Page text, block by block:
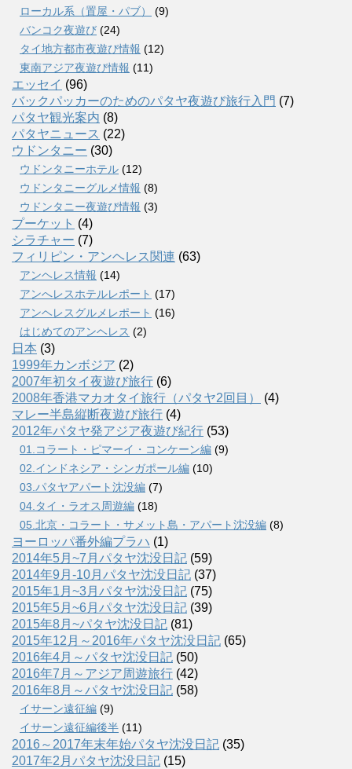
ローカル系（置屋・パブ）
(9)
バンコク夜遊び (24)
タイ地方都市夜遊び情報 (12)
東南アジア夜遊び情報 (11)
エッセイ (96)
バックパッカーのためのパタヤ夜遊び旅行入門 (7)
パタヤ観光案内 (8)
パタヤニュース (22)
ウドンタニー (30)
ウドンタニーホテル (12)
ウドンタニーグルメ情報 (8)
ウドンタニー夜遊び情報 (3)
プーケット (4)
シラチャー (7)
フィリピン・アンヘレス関連 (63)
アンヘレス情報 (14)
アンへレスホテルレポート (17)
アンヘレスグルメレポート (16)
はじめてのアンヘレス (2)
日本 (3)
1999年カンボジア (2)
2007年初タイ夜遊び旅行 (6)
2008年香港マカオタイ旅行（パタヤ2回目）
(4)
マレー半島縦断夜遊び旅行 (4)
2012年パタヤ発アジア夜遊び紀行 (53)
01.コラート・ピマーイ・コンケーン編 (9)
02.インドネシア・シンガポール編 (10)
03.パタヤアパート沈没編 (7)
04.タイ・ラオス周遊編 (18)
05.北京・コラート・サメット島・アパート沈没編 (8)
ヨーロッパ番外編プラハ (1)
2014年5月~7月パタヤ沈没日記 (59)
2014年9月-10月パタヤ沈没日記 (37)
2015年1月~3月パタヤ沈没日記 (75)
2015年5月~6月パタヤ沈没日記 (39)
2015年8月~パタヤ沈没日記 (81)
2015年12月～2016年パタヤ沈没日記 (65)
2016年4月～パタヤ沈没日記 (50)
2016年7月～アジア周遊旅行 (42)
2016年8月～パタヤ沈没日記 (58)
イサーン遠征編 (9)
イサーン遠征編後半 (11)
2016～2017年末年始パタヤ沈没日記 (35)
2017年2月パタヤ沈没日記 (15)